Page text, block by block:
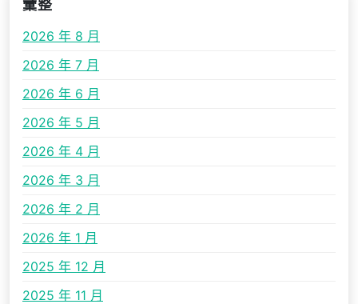
彙整
2026 年 8 月
2026 年 7 月
2026 年 6 月
2026 年 5 月
2026 年 4 月
2026 年 3 月
2026 年 2 月
2026 年 1 月
2025 年 12 月
2025 年 11 月